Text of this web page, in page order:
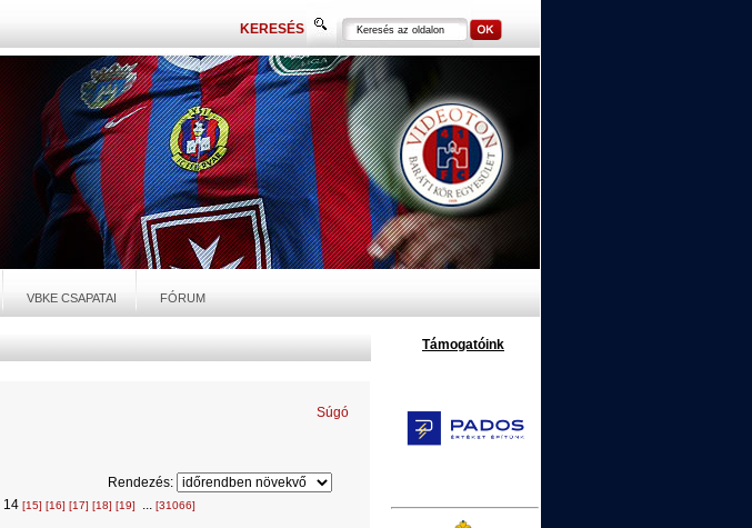
KERESÉS
VBKE CSAPATAI FÓRUM
Súgó
Rendezés:
14 [15] [16] [17] [18] [19] ... [31066]
Támogatóink